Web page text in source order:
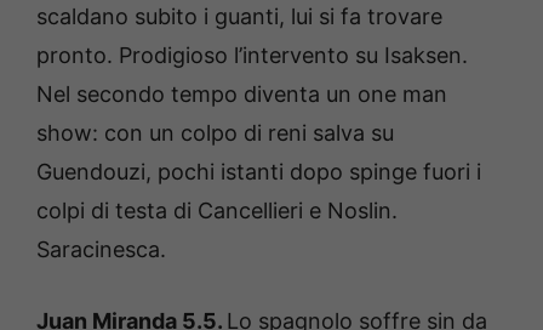
scaldano subito i guanti, lui si fa trovare
pronto. Prodigioso l’intervento su Isaksen.
Nel secondo tempo diventa un one man
show: con un colpo di reni salva su
Guendouzi, pochi istanti dopo spinge fuori i
colpi di testa di Cancellieri e Noslin.
Saracinesca.
Juan Miranda 5.5. Lo spagnolo soffre sin da